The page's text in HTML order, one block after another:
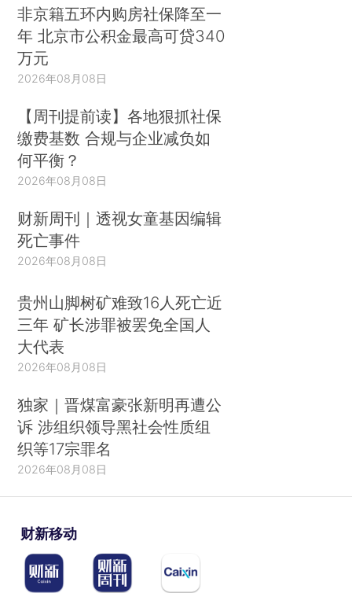
非京籍五环内购房社保降至一
年 北京市公积金最高可贷340
万元
2026年08月08日
【周刊提前读】各地狠抓社保
缴费基数 合规与企业减负如
何平衡？
2026年08月08日
财新周刊｜透视女童基因编辑
死亡事件
2026年08月08日
贵州山脚树矿难致16人死亡近
三年 矿长涉罪被罢免全国人
大代表
2026年08月08日
独家｜晋煤富豪张新明再遭公
诉 涉组织领导黑社会性质组
织等17宗罪名
2026年08月08日
财新移动